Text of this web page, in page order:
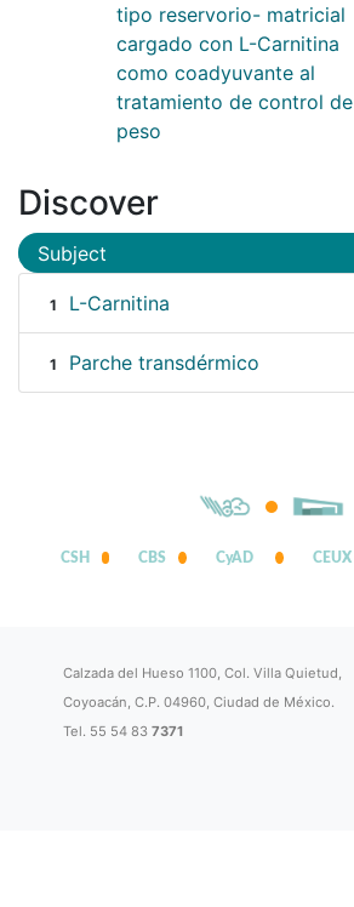
tipo reservorio- matricial
cargado con L-Carnitina
como coadyuvante al
tratamiento de control de
peso
Discover
Subject
1 L-Carnitina
1 Parche transdérmico
CSH CBS CyAD CEUX
Calzada del Hueso 1100, Col. Villa Quietud,
Coyoacán, C.P. 04960, Ciudad de México.
Tel. 55 54 837371